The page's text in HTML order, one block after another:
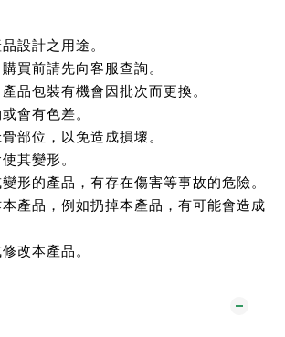
設計之用途。
買前請先向客服查詢。
品包裝有機會因批次而更換。
會有色差。
部位，以免造成損壞。
其變形。
形的產品，有存在傷害等事故的危險。
產品，例如扔掉本產品，有可能會造成
改本產品。